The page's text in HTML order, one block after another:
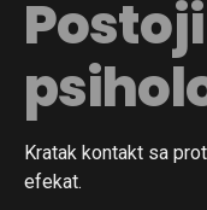
Kratak kontakt sa
efekat.